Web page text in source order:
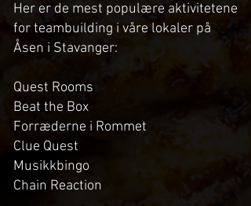
Her er de mest populære aktivitetene
for teambuilding i våre lokaler på
Åsen i Stavanger:
Quest Rooms
Beat the Box
Forræderne i Rommet
Clue Quest
Musikkbingo
Chain Reaction